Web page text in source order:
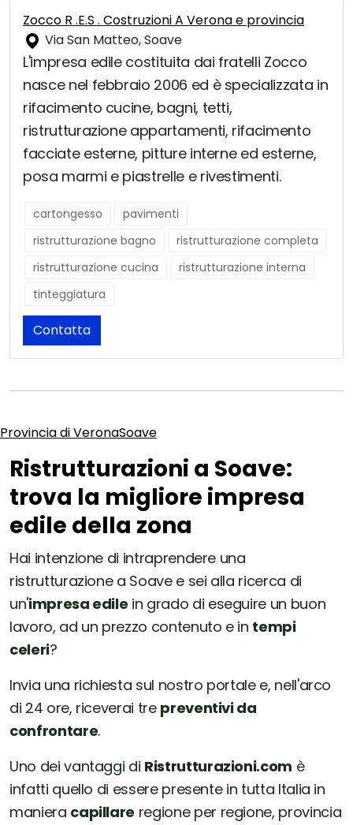
Zocco R .E.S . Costruzioni A Verona e provincia
Via San Matteo, Soave
L'impresa edile costituita dai fratelli Zocco
nasce nel febbraio 2006 ed è specializzata in
rifacimento cucine, bagni, tetti,
ristrutturazione appartamenti, rifacimento
facciate esterne, pitture interne ed esterne,
posa marmi e piastrelle e rivestimenti.
cartongesso
pavimenti
ristrutturazione bagno
ristrutturazione completa
ristrutturazione cucina
ristrutturazione interna
tinteggiatura
Contatta
Provincia di VeronaSoave
Ristrutturazioni a Soave:
trova la migliore impresa
edile della zona
Hai intenzione di intraprendere una
ristrutturazione a Soave e sei alla ricerca di
un'impresa edile in grado di eseguire un buon
lavoro, ad un prezzo contenuto e in tempi
celeri?
Invia una richiesta sul nostro portale e, nell'arco
di 24 ore, riceverai tre preventivi da
confrontare.
Uno dei vantaggi di Ristrutturazioni.com è
infatti quello di essere presente in tutta Italia in
maniera capillare regione per regione, provincia